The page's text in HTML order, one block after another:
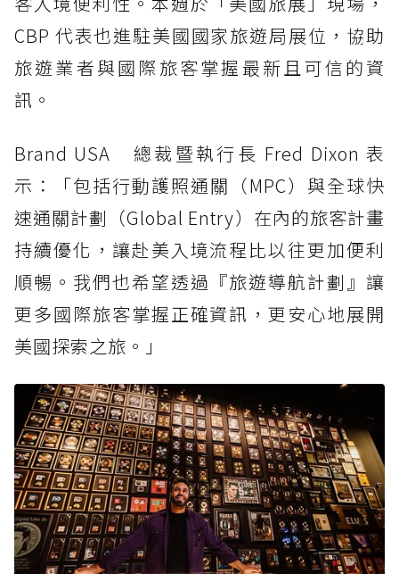
CBP 代表也進駐美國國家旅遊局展位，協助
旅遊業者與國際旅客掌握最新且可信的資
訊。
Brand USA 總裁暨執行長 Fred Dixon 表
示：「包括行動護照通關（MPC）與全球快
速通關計劃（Global Entry）在內的旅客計畫
持續優化，讓赴美入境流程比以往更加便利
順暢。我們也希望透過『旅遊導航計劃』讓
更多國際旅客掌握正確資訊，更安心地展開
美國探索之旅。」